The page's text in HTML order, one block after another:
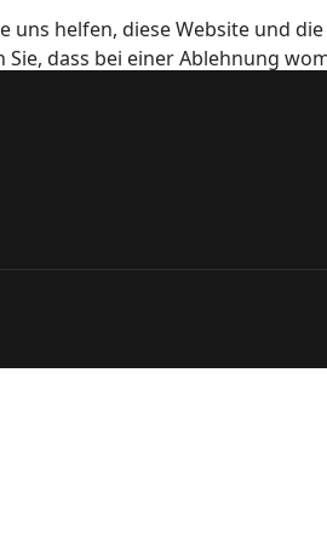
uns helfen, diese Website und
dass bei einer Ablehnung